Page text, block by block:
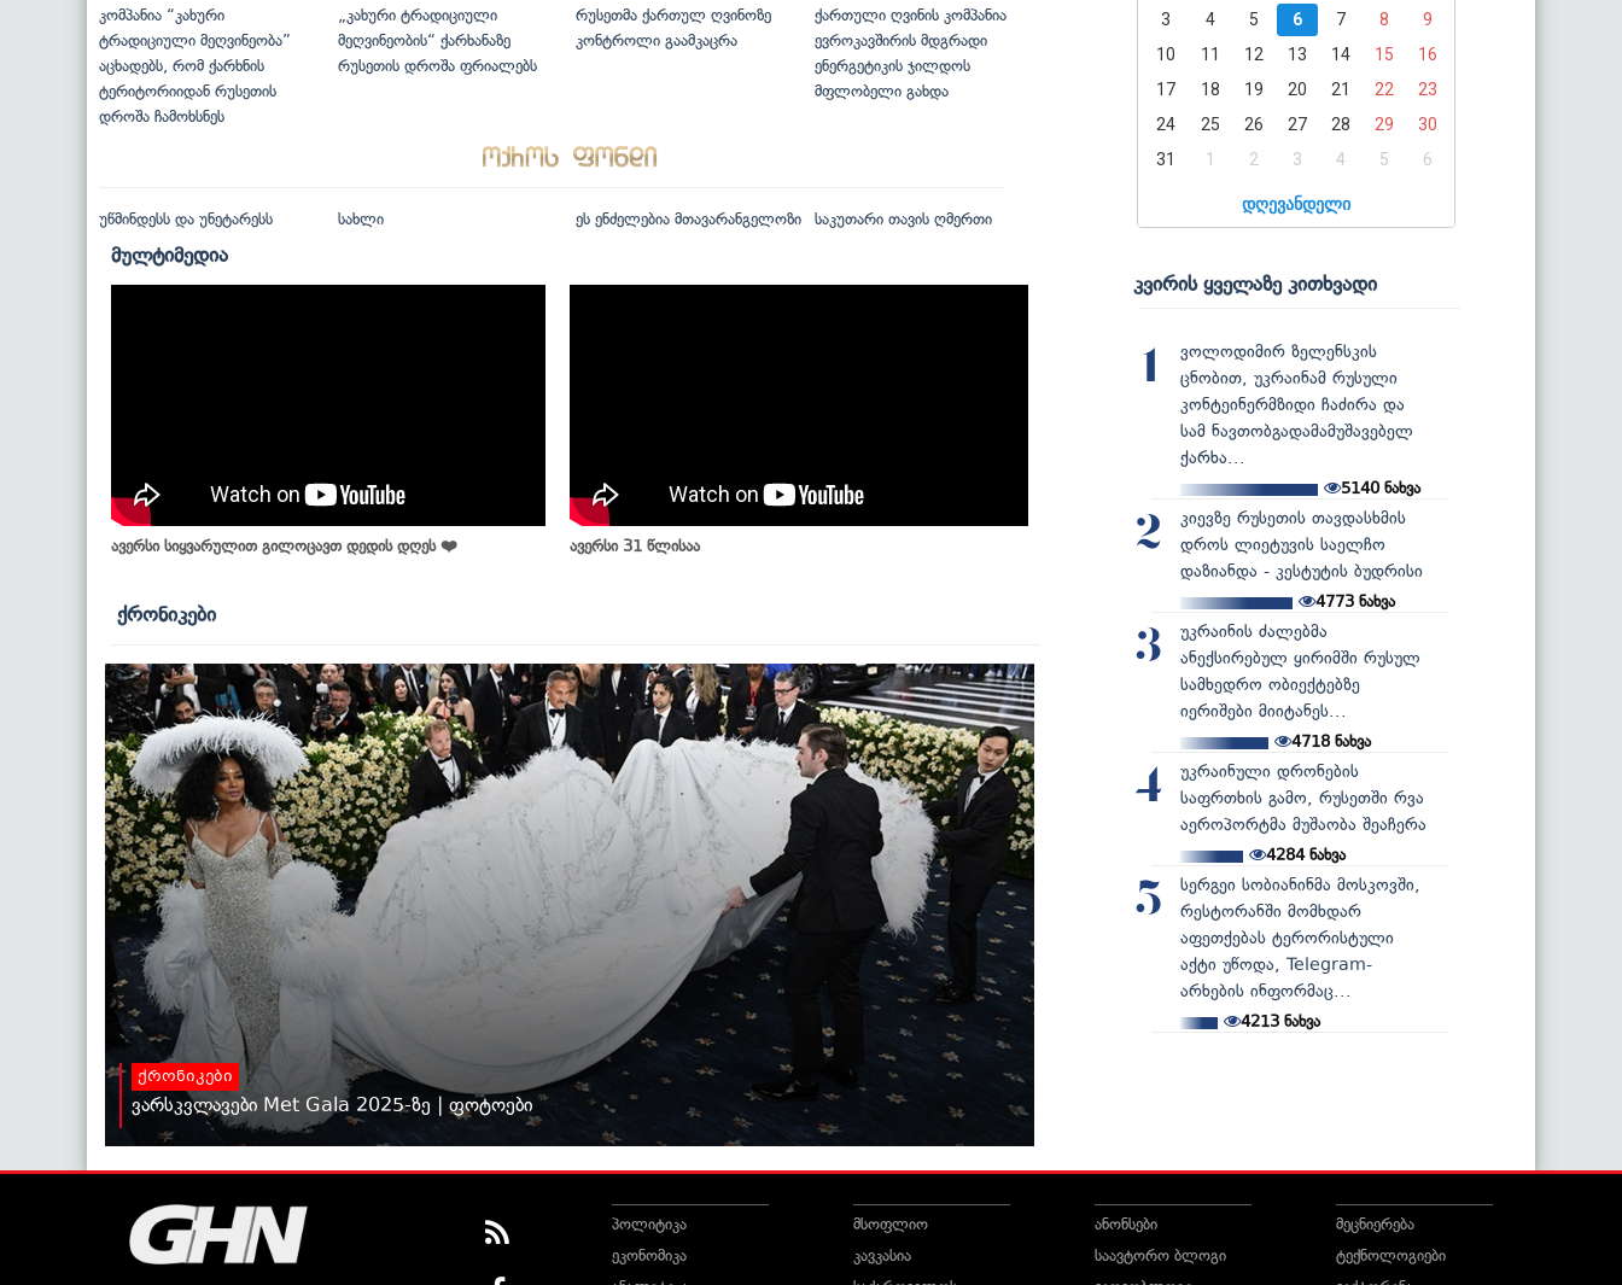
კომპანია “კახური
ტრადიციული მეღვინეობა”
აცხადებს, რომ ქარხნის
ტერიტორიიდან რუსეთის
დროშა ჩამოხსნეს
„კახური ტრადიციული
მეღვინეობის“ ქარხანაზე
რუსეთის დროშა ფრიალებს
რუსეთმა ქართულ ღვინოზე
კონტროლი გაამკაცრა
ქართული ღვინის კომპანია
ევროკავშირის მდგრადი
ენერგეტიკის ჯილდოს
მფლობელი გახდა
უწმინდესს და უნეტარესს სახლი ეს ენძელებია მთავარანგელოზი საკუთარი თავის ღმერთი
მულტიმედია
ავერსი სიყვარულით გილოცავთ დედის დღეს ❤️ ავერსი 31 წლისაა
ქრონიკები
ქრონიკები
ვარსკვლავები Met Gala 2025-ზე | ფოტოები
3
4 5 6 7 8
9
10
11 12 13 14 15
16
17
18 19 20 21 22
23
24
25 26 27 28 29
30
31
1 2 3 4 5 6
დღევანდელი
კვირის ყველაზე კითხვადი
1
ვოლოდიმირ ზელენსკის
ცნობით, უკრაინამ რუსული
კონტეინერმზიდი ჩაძირა და
სამ ნავთობგადამამუშავებელ
ქარხა...
5140ნახვა
2
კიევზე რუსეთის თავდასხმის
დროს ლიეტუვის საელჩო
დაზიანდა - კესტუტის ბუდრისი
4773 ნახვა
3
უკრაინის ძალებმა
ანექსირებულ ყირიმში რუსულ
სამხედრო ობიექტებზე
იერიშები მიიტანეს...
4718ნახვა
4
უკრაინული დრონების
საფრთხის გამო, რუსეთში რვა
აეროპორტმა მუშაობა შეაჩერა
4284ნახვა
5
სერგეი სობიანინმა მოსკოვში,
რესტორანში მომხდარ
აფეთქებას ტერორისტული
აქტი უწოდა, Telegram-
არხების ინფორმაც...
4213 ნახვა
პოლიტიკა
ეკონომიკა
მსოფლიო
კავკასია
ანონსები
საავტორო ბლოგი
მეცნიერება
ტექნოლოგიები